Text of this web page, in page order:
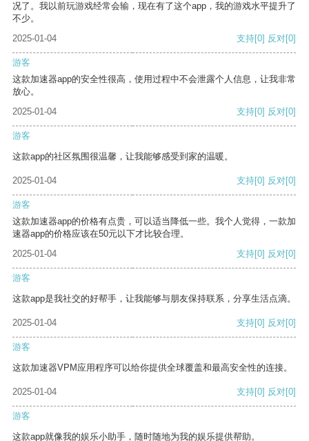
况了。我以前玩游戏经常会输，现在有了这个app，我的游戏水平提升了
不少。
2025-01-04
支持[0] 反对[0]
游客
这款加速器app的安全性很高，使用过程中不会泄露个人信息，让我非常
放心。
2025-01-04
支持[0] 反对[0]
游客
这款app的社区氛围很温馨，让我能够感受到家的温暖。
2025-01-04 支持[0] 反对[0]
游客
这款加速器app的价格有点贵，可以适当降低一些。我个人觉得，一款加
速器app的价格应该在50元以下才比较合理。
2025-01-04
支持[0] 反对[0]
游客
这款app是我社交的好帮手，让我能够与朋友保持联系，分享生活点滴。
2025-01-04 支持[0] 反对[0]
游客
这款加速器VPM应用程序可以给你提供全球覆盖和最高安全性的连接。
2025-01-04 支持[0] 反对[0]
游客
这款app就像我的娱乐小助手，随时随地为我的娱乐提供帮助。